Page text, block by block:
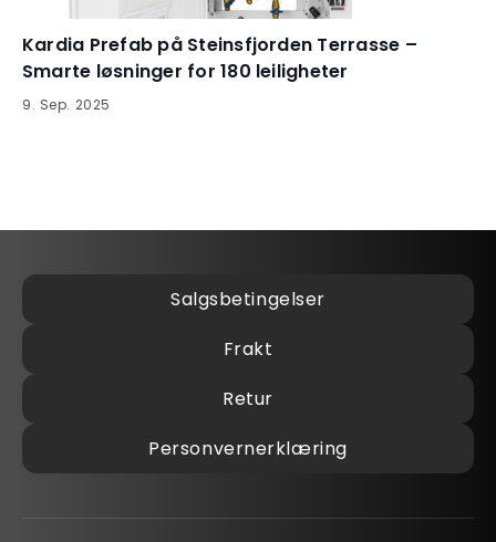
Kardia Prefab på Steinsfjorden Terrasse –
Smarte løsninger for 180 leiligheter
9. Sep. 2025
Salgsbetingelser
Frakt
Retur
Personvernerklæring